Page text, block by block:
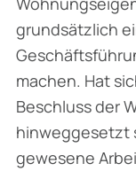
grundsätzlich
machen. Hat
Beschluss der
hinweggesetzt
gewesene